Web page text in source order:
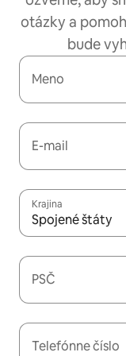
otázky a
bude
Meno
E-mail
Krajina
Spojené štáty
PSČ
Telefónne číslo